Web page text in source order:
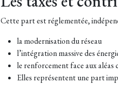
Cette part est réglementée,
la modernisation du réseau
l’intégration massive des
le renforcement face aux aléas
Elles représentent une part